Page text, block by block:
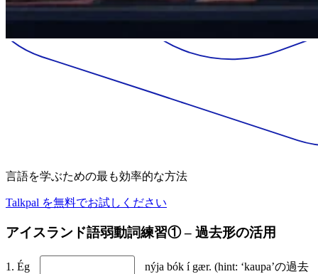
言語を学ぶための最も効率的な方法
Talkpal を無料でお試しください
アイスランド語弱動詞練習① – 過去形の活用
1. Ég
nýja bók í gær. (hint: ‘kaupa’の過去